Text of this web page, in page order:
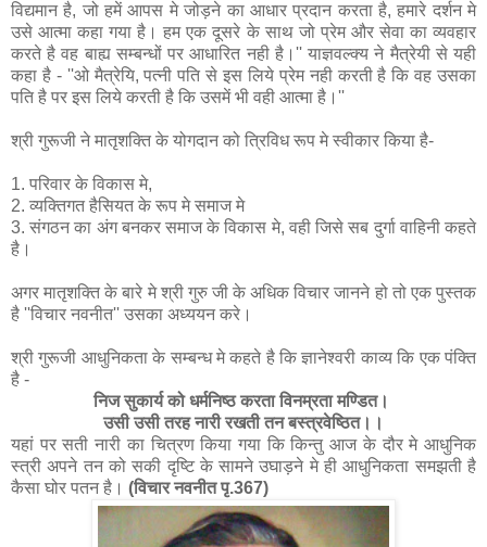
विद्यमान है, जो हमें आपस मे जोड़ने का आधार प्रदान करता है, हमारे दर्शन मे
उसे आत्मा कहा गया है। हम एक दूसरे के साथ जो प्रेम और सेवा का व्यवहार
करते है वह बाह्य सम्बन्धों पर आधारित नही है।'' याज्ञवल्‍क्‍य ने मैत्रेयी से यही
कहा है - ''ओ मैत्रेयि, पत्नी पति से इस लिये प्रेम नही करती है कि वह उसका
पति है पर इस लिये करती है कि उसमें भी वही आत्मा है।''
श्री गुरूजी ने मातृशक्ति के योगदान को त्रिविध रूप मे स्वीकार किया है-
1. परिवार के विकास मे,
2. व्‍यक्तिगत हैसियत के रूप मे समाज मे
3. संगठन का अंग बनकर समाज के विकास मे, वही जिसे सब दुर्गा वाहिनी कहते
है।
अगर मातृशक्ति के बारे मे श्री गुरु जी के अधिक विचार जानने हो तो एक पुस्तक
है ''विचार नवनीत'' उसका अध्ययन करे।
श्री गुरूजी आधुनिकता के सम्‍बन्‍ध मे कहते है कि ज्ञानेश्वरी काव्य कि एक पंक्ति
है -
निज सुकार्य को धर्मनिष्‍ठ करता विनम्रता मण्डित।
उसी उसी तरह नारी रखती तन बस्‍त्रवेष्ठित।।
यहां पर सती नारी का चित्रण किया गया कि‍ किन्तु आज के दौर मे आधुनिक
स्त्री अपने तन को सकी दृष्टि के सामने उघाड़ने मे ही आधुनिकता समझती है
कैसा घोर पतन है। (विचार नवनीत पृ.367)